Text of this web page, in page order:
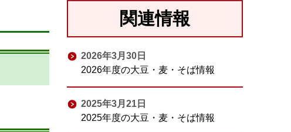
関連情報
2026年3月30日
2026年度の大豆・麦・そば情報
2025年3月21日
2025年度の大豆・麦・そば情報